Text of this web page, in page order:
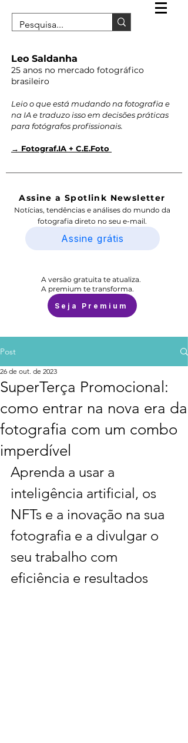
Leo Saldanha
25 anos no mercado fotográfico
brasileiro
Leio o que está mudando na fotografia e
na IA e traduzo isso em decisões práticas
para fotógrafos profissionais.
→ Fotograf.IA + C.E.Foto
Assine a Spotlink Newsletter
Notícias, tendências e análises do mundo da
fotografia direto no seu e-mail.
Assine grátis
A versão gratuita te atualiza.
A premium te transforma.
Seja Premium
Post
SuperTerça Promocional:
como entrar na nova era da
fotografia com um combo
imperdível
26 de out. de 2023
Aprenda a usar a
inteligência artificial, os
NFTs e a inovação na sua
fotografia e a divulgar o
seu trabalho com
eficiência e resultados